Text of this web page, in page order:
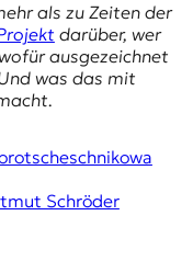
als zu Zeiten der
darüber, wer
ausgezeichnet
was das mit
Schröder